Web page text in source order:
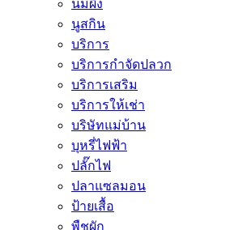
นมผึ้ง
นูสกิน
บริการ
บริการกำจัดปลวก
บริการเสริม
บริการให้เช่า
บริษัทแม่บ้าน
บุหรี่ไฟฟ้า
ปลั๊กไฟ
ปลาแซลมอน
ป้ายเสื้อ
พืชผัก